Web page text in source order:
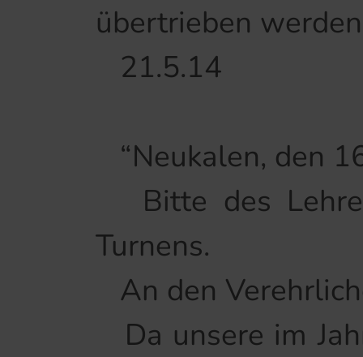
übertrieben
21.5.14
“Neukalen, den
Bitte des
Turnens.
An den
Da unsere im